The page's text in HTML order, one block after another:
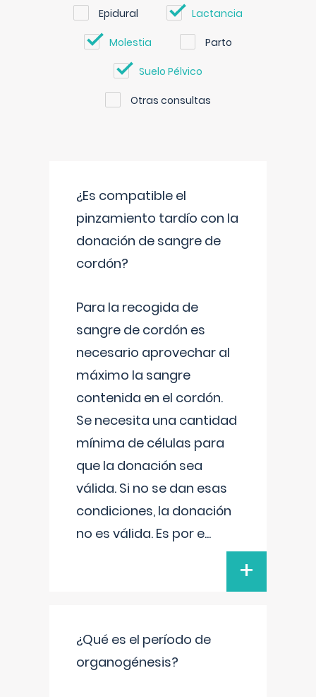
Epidural Lactancia
Molestia Parto
Suelo Pélvico
Otras consultas
¿Es compatible el
pinzamiento tardío con la
donación de sangre de
cordón?
Para la recogida de
sangre de cordón es
necesario aprovechar al
máximo la sangre
contenida en el cordón.
Se necesita una cantidad
mínima de células para
que la donación sea
válida. Si no se dan esas
condiciones, la donación
no es válida. Es por e...
+
¿Qué es el período de
organogénesis?